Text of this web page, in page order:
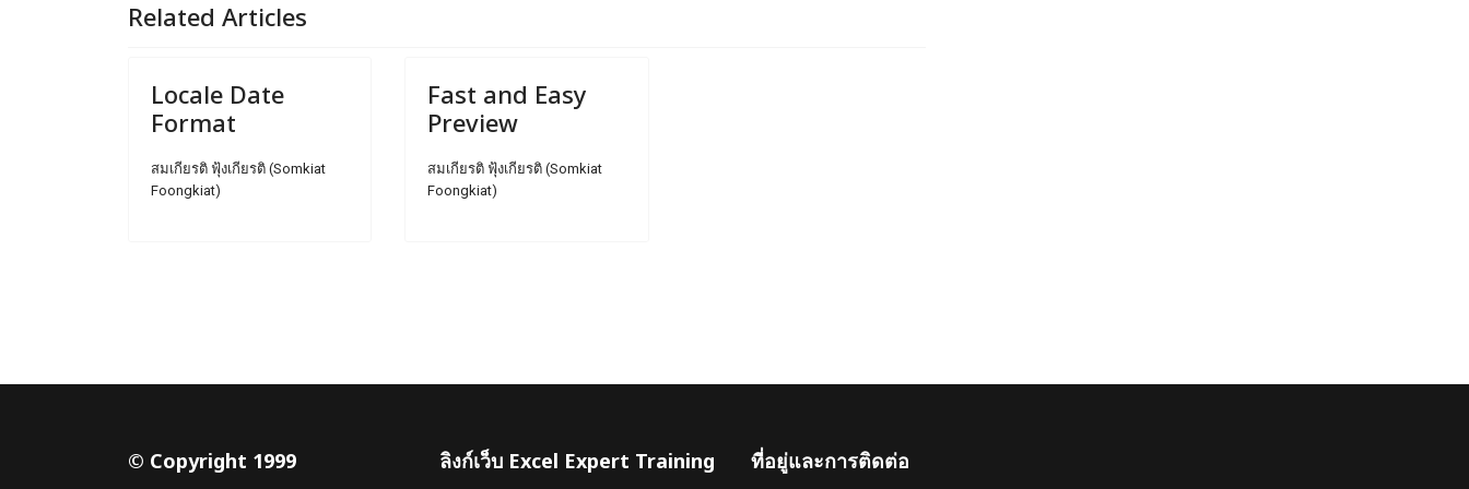
Related Articles
Locale Date
Format
สมเกียรติ ฟุ้งเกียรติ (Somkiat
Foongkiat)
Fast and Easy
Preview
สมเกียรติ ฟุ้งเกียรติ (Somkiat
Foongkiat)
© Copyright 1999 ลิงก์เว็บ Excel Expert Training ที่อยู่และการติดต่อ